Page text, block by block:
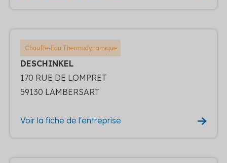
Chauffe-Eau Thermodynamique
DESCHINKEL
170 RUE DE LOMPRET
59130 LAMBERSART
Voir la fiche de l'entreprise